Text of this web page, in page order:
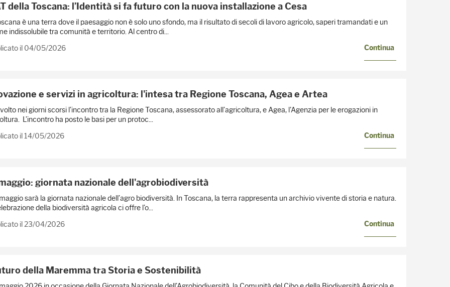
della Toscana: l’Identità si fa futuro con la nuova installazione a Cesa
è una terra dove il paesaggio non è solo uno sfondo, ma il risultato di secoli di lavoro agricolo, saperi tramandati e un
indissolubile tra comunità e territorio. Al centro di...
il 04/05/2026
Continua
e servizi in agricoltura: l'intesa tra Regione Toscana, Agea e Artea
nei giorni scorsi l’incontro tra la Regione Toscana, assessorato all’agricoltura, e Agea, l'Agenzia per le erogazioni in
L’incontro ha posto le basi per un protoc...
il 14/05/2026
Continua
giornata nazionale dell'agrobiodiversità
sarà la giornata nazionale dell’agro biodiversità. In Toscana, la terra rappresenta un archivio vivente di storia e natura.
della biodiversità agricola ci offre l’o...
il 23/04/2026
Continua
della Maremma tra Storia e Sostenibilità